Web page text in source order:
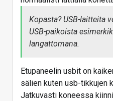
Kopasta? USB-laitteita
USB-paikoista
langattomana.
Etupaneelin usbit on
sälien kuten usb-tikkujen
Jatkuvasti koneessa